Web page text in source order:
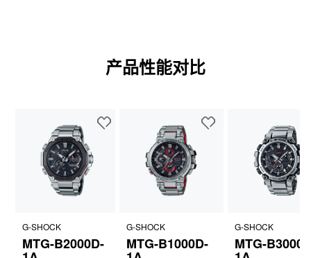
产品性能对比
G-SHOCK
MTG-B2000D-
G-SHOCK
MTG-B1000D-
G-SHOCK
MTG-